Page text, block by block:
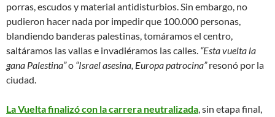
porras, escudos y material antidisturbios. Sin embargo, no
pudieron hacer nada por impedir que 100.000 personas,
blandiendo banderas palestinas, tomáramos el centro,
saltáramos las vallas e invadiéramos las calles. “Esta vuelta la
gana Palestina”o “Israel asesina, Europa patrocina”resonó por la
ciudad.
La Vuelta finalizó con la carrera neutralizada, sin etapa final,